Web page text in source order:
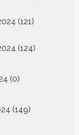
121121
124124
0
producten
149149